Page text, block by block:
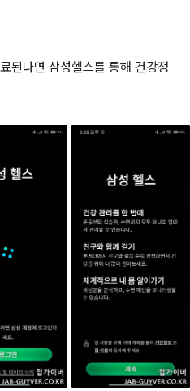
된다면 삼성헬스를 통해 건강정